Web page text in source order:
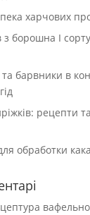
харчових
з борошна І
барвники в
рецепти
обработки